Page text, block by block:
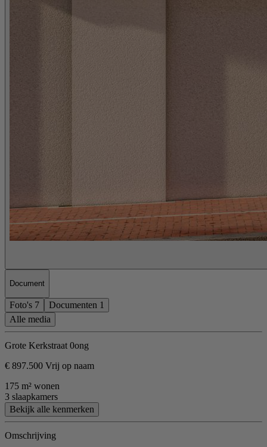
Document
Foto's 7 Documenten 1
Alle media
Grote Kerkstraat 0ong
€ 897.500 Vrij op naam
175 m² wonen
3 slaapkamers
Bekijk alle kenmerken
Omschrijving